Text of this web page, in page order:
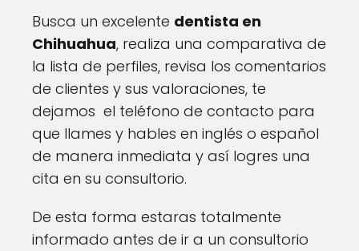
Busca un excelente dentista en
Chihuahua, realiza una comparativa de
la lista de perfiles, revisa los comentarios
de clientes y sus valoraciones, te
dejamos el teléfono de contacto para
que llames y hables en inglés o español
de manera inmediata y así logres una
cita en su consultorio.
De esta forma estaras totalmente
informado antes de ir a un consultorio